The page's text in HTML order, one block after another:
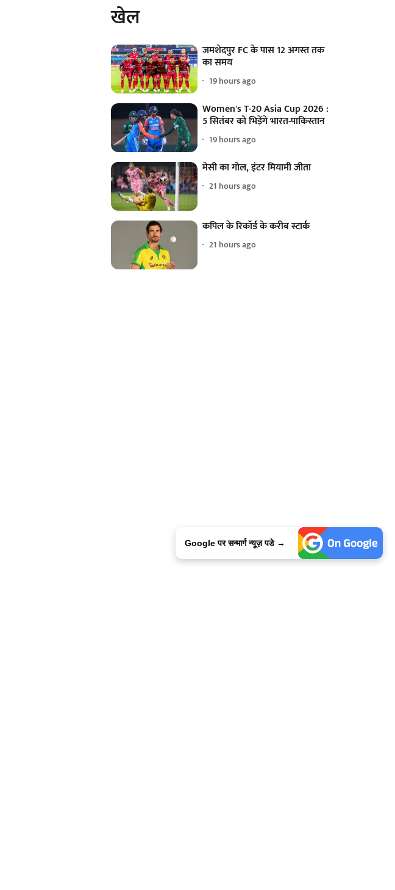
खेल
जमशेदपुर FC के पास 12 अगस्त तक
का समय
19 hours ago
Women's T-20 Asia Cup 2026 :
5 सितंबर को भिड़ेंगे भारत-पाकिस्तान
19 hours ago
मेसी का गोल, इंटर मियामी जीता
21 hours ago
कपिल के रिकॉर्ड के करीब स्टार्क
21 hours ago
Google पर सन्मार्ग न्यूज़ पडे →